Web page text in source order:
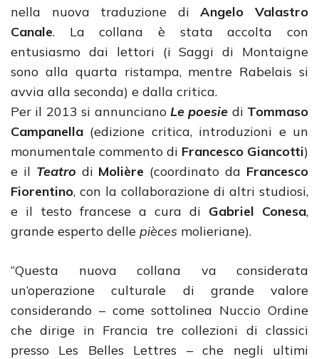
nella nuova traduzione diAngelo Valastro
Canale. La collana è stata accolta con
entusiasmo dai lettori (i Saggi di Montaigne
sono alla quarta ristampa, mentre Rabelais si
avvia alla seconda) e dalla critica.
Per il 2013 si annunciano Le poesie di Tommaso
Campanella (edizione critica, introduzioni e un
monumentale commento di Francesco Giancotti)
e il Teatro di Molière (coordinato da Francesco
Fiorentino, con la collaborazione di altri studiosi,
e il testo francese a cura di Gabriel Conesa,
grande esperto delle pièces molieriane).
“Questa nuova collana va considerata
un’operazione culturale di grande valore
considerando – come sottolinea Nuccio Ordine
che dirige in Francia tre collezioni di classici
presso Les Belles Lettres – che negli ultimi